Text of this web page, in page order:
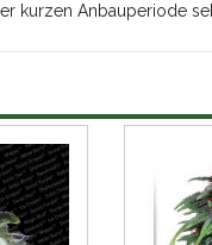
kurzen Anbauperiode